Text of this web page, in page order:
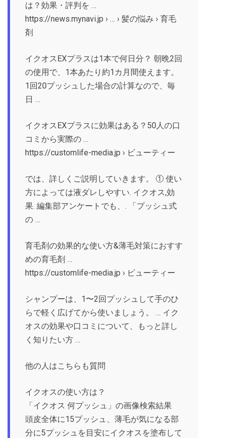
は？効果・評判を …
https://news.mynavi.jp › … › 髪の悩み › 育毛
剤
イクオスEXプラスは1本で何日分？ 朝晩2回
の使用で、1本あたり約1カ月間使えます。
1回20プッシュした場合の計算なので、毎
日 …
イクオスEXプラスに効果はある？50人の口
コミから実際の …
https://customlife-media.jp › ビューティー
では、詳しくご説明していきます。 ① 使い
方によっては液ダレしやすい. イクオス,効
果. 編集部アンケートでも、. 「プッシュ式
の …
育毛剤の効果的な使い方&薄毛対策におすす
めの育毛剤 …
https://customlife-media.jp › ビューティー
シャンプーは、1〜2回プッシュして手のひ
らで軽く広げてから使いましょう。 … イク
オスの効果や口コミについて、もっと詳し
く知りたい方 …
他の人はこちらも質問
イクオスの使い方は？
「イクオス 何プッシュ」の画像検索結果
頭皮全体に15プッシュ、薄毛が気になる部
分に5プッシュを目安にイクオスを塗布して